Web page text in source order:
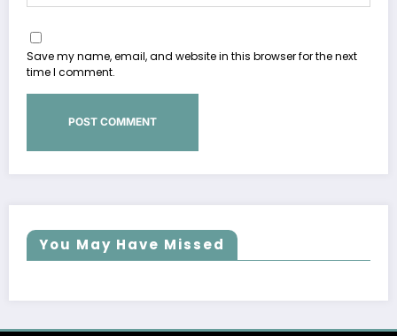
Save my name, email, and website in this browser for the next
time I comment.
You May Have Missed